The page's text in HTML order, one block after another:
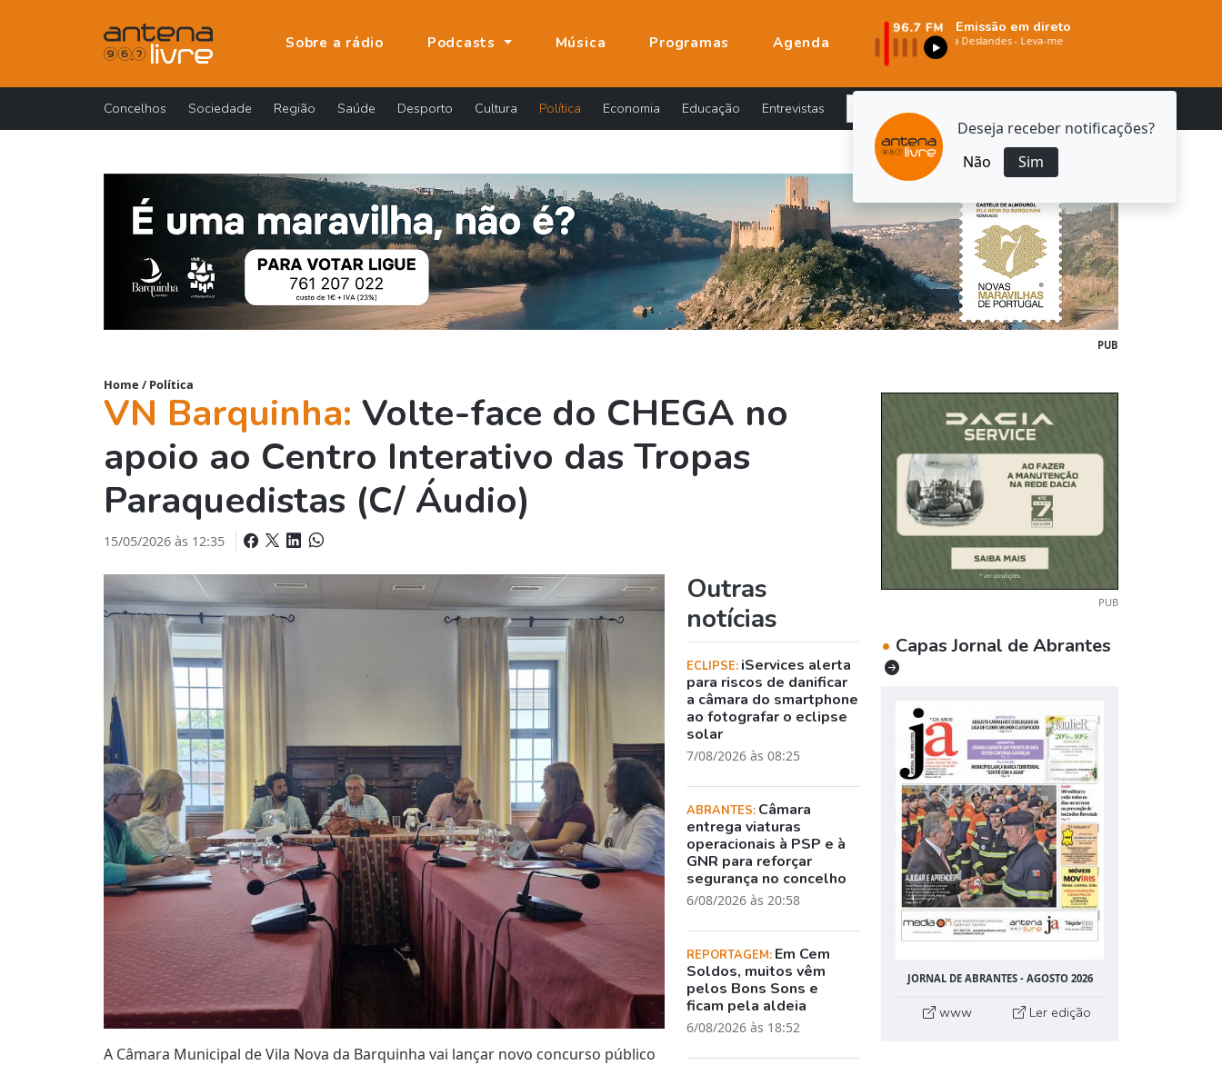
Deseja receber notificações?
Não
Sim
Sobre a rádio Podcasts Música Programas Agenda
Emissão em direto
Concelhos Sociedade Região Saúde Desporto Cultura Política Economia Educação Entrevistas
PUB
Home / Política
VN Barquinha: Volte-face do CHEGA no
apoio ao Centro Interativo das Tropas
Paraquedistas (C/ Áudio)
15/05/2026 às 12:35
A Câmara Municipal de Vila Nova da Barquinha vai lançar novo concurso público
Outras
notícias
ECLIPSE: iServices alerta
para riscos de danificar
a câmara do smartphone
ao fotografar o eclipse
solar
7/08/2026 às 08:25
ABRANTES: Câmara
entrega viaturas
operacionais à PSP e à
GNR para reforçar
segurança no concelho
6/08/2026 às 20:58
REPORTAGEM: Em Cem
Soldos, muitos vêm
pelos Bons Sons e
ficam pela aldeia
6/08/2026 às 18:52
PUB
• Capas Jornal de Abrantes
JORNAL DE ABRANTES - AGOSTO 2026
www Ler edição